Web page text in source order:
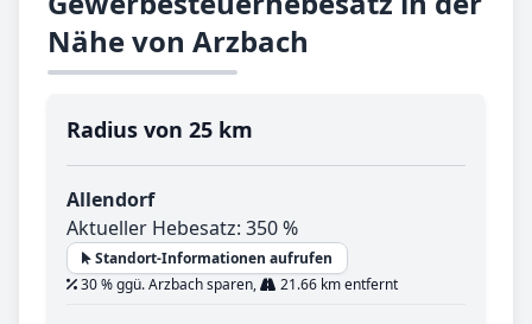
Nähe von Arzbach
Radius von 25 km
Allendorf
Aktueller Hebesatz: 350 %
Standort-Informationen aufrufen
30 % ggü. Arzbach sparen,
21.66 km entfernt